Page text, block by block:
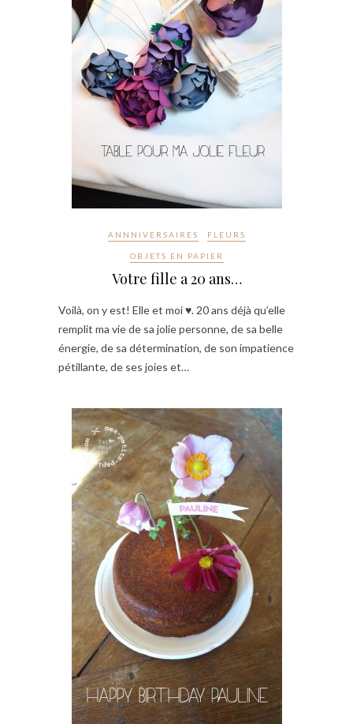
ANNNIVERSAIRES FLEURS
OBJETS EN PAPIER
Votre fille a 20 ans…
Voilà, on y est! Elle et moi ♥. 20 ans déjà qu’elle
remplit ma vie de sa jolie personne, de sa belle
énergie, de sa détermination, de son impatience
pétillante, de ses joies et…